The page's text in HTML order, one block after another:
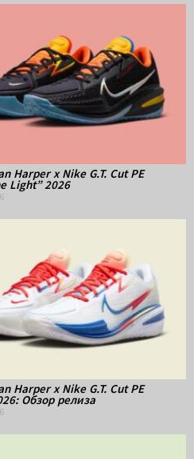
Harper x Nike G.T. Cut PE
Light” 2026
Harper x Nike G.T. Cut PE
Обзор релиза